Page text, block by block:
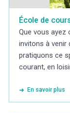
École de
Que vous ayez
invitons à venir
pratiquons ce
courant, en
En savoir plus